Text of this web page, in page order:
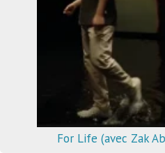
For Life (avec Zak